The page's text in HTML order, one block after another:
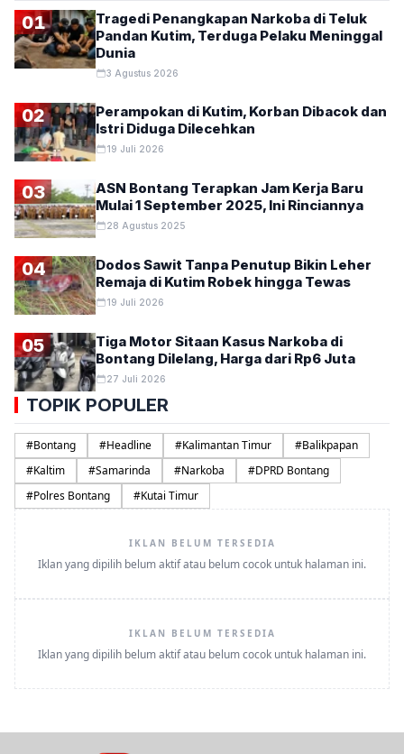
01
Tragedi Penangkapan Narkoba di Teluk
Pandan Kutim, Terduga Pelaku Meninggal
Dunia
3 Agustus 2026
02
Perampokan di Kutim, Korban Dibacok dan
Istri Diduga Dilecehkan
19 Juli 2026
03
ASN Bontang Terapkan Jam Kerja Baru
Mulai 1 September 2025, Ini Rinciannya
28 Agustus 2025
04
Dodos Sawit Tanpa Penutup Bikin Leher
Remaja di Kutim Robek hingga Tewas
19 Juli 2026
05
Tiga Motor Sitaan Kasus Narkoba di
Bontang Dilelang, Harga dari Rp6 Juta
27 Juli 2026
TOPIK POPULER
#Bontang #Headline #Kalimantan Timur #Balikpapan
#Kaltim #Samarinda #Narkoba #DPRD Bontang
#Polres Bontang #Kutai Timur
IKLAN BELUM TERSEDIA
Iklan yang dipilih belum aktif atau belum cocok untuk halaman ini.
IKLAN BELUM TERSEDIA
Iklan yang dipilih belum aktif atau belum cocok untuk halaman ini.